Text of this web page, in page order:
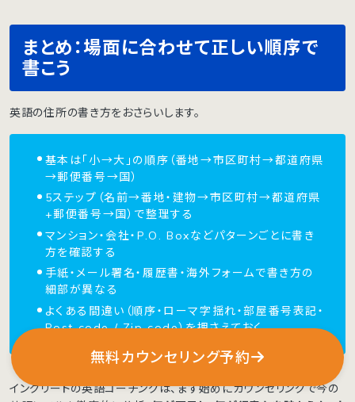
まとめ：場面に合わせて正しい順序で
書こう
英語の住所の書き方をおさらいします。
基本は「小→大」の順序（番地→市区町村→都道府県
→郵便番号→国）
5ステップ（名前→番地・建物→市区町村→都道府県
+郵便番号→国）で整理する
マンション・会社・P.O. Boxなどパターンごとに書き
方を確認する
手紙・メール署名・履歴書・海外フォームで書き方の
細部が異なる
よくある間違い（順序・ローマ字揺れ・部屋番号表記・
Post code / Zip code）を押さえておく
イングリードの英語コーチングは、まず始めにカウンセリングで今の
無料カウンセリング予約